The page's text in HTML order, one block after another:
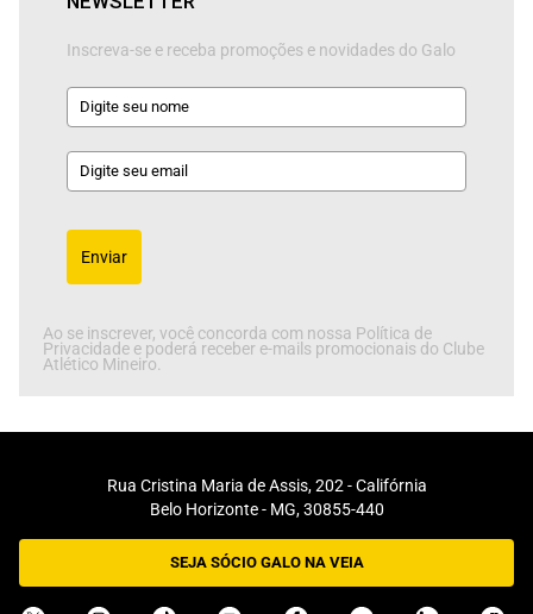
Inscreva-se e receba promoções e novidades do Galo
Enviar
Ao se inscrever, você concorda com nossa Política de
Privacidade e poderá receber e-mails promocionais do Clube
Atlético Mineiro.
Rua Cristina Maria de Assis, 202 - Califórnia
Belo Horizonte - MG, 30855-440
SEJA SÓCIO GALO NA VEIA